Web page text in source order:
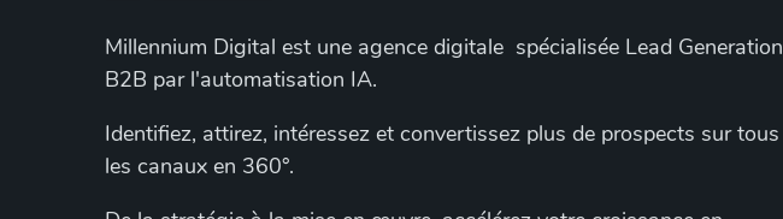
Millennium Digital est une agence digitale spécialisée Lead Generation
B2B par l'automatisation IA.
Identifiez, attirez, intéressez et convertissez plus de prospects sur tous
les canaux en 360°.